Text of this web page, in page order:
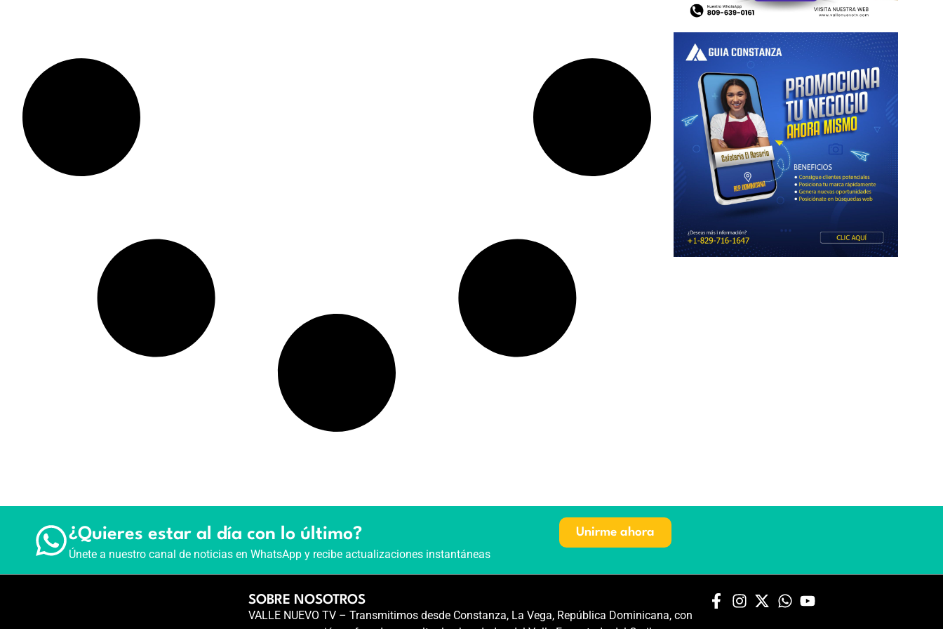
¿Quieres estar al día con lo último?
Únete a nuestro canal de noticias en WhatsApp y recibe actualizaciones instantáneas
Unirme ahora
SOBRE NOSOTROS
VALLE NUEVO TV – Transmitimos desde Constanza, La Vega, República Dominicana, con